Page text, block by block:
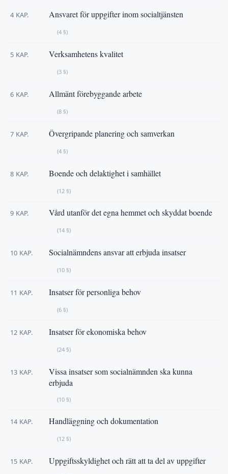
4 KAP. Ansvaret för uppgifter inom socialtjänsten
(4 §)
5 KAP. Verksamhetens kvalitet
(3 §)
6 KAP. Allmänt förebyggande arbete
(8 §)
7 KAP. Övergripande planering och samverkan
(4 §)
8 KAP. Boende och delaktighet i samhället
(12 §)
9 KAP. Vård utanför det egna hemmet och skyddat boende
(14 §)
10 KAP. Socialnämndens ansvar att erbjuda insatser
(10 §)
11 KAP. Insatser för personliga behov
(6 §)
12 KAP. Insatser för ekonomiska behov
(24 §)
13 KAP.
Vissa insatser som socialnämnden ska kunna
erbjuda
(10 §)
14 KAP. Handläggning och dokumentation
(12 §)
15 KAP. Uppgiftsskyldighet och rätt att ta del av uppgifter